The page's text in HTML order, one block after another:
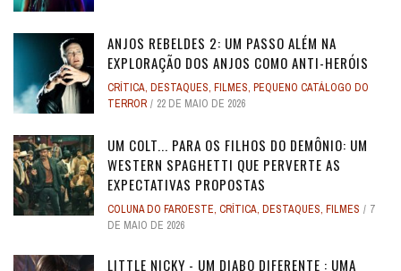
ANJOS REBELDES 2: UM PASSO ALÉM NA
EXPLORAÇÃO DOS ANJOS COMO ANTI-HERÓIS
CRÍTICA, DESTAQUES, FILMES, PEQUENO CATÁLOGO DO
TERROR
22 DE MAIO DE 2026
UM COLT... PARA OS FILHOS DO DEMÔNIO: UM
WESTERN SPAGHETTI QUE PERVERTE AS
EXPECTATIVAS PROPOSTAS
COLUNA DO FAROESTE, CRÍTICA, DESTAQUES, FILMES
7
DE MAIO DE 2026
LITTLE NICKY - UM DIABO DIFERENTE : UMA